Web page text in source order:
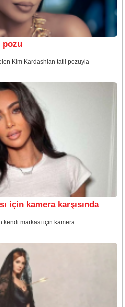
pozu
Kim Kardashian tatil pozuyla
için kamera karşısında
kendi markası için kamera